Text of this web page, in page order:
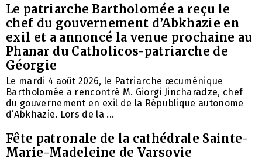
Le patriarche Bartholomée a reçu le
chef du gouvernement d’Abkhazie en
exil et a annoncé la venue prochaine au
Phanar du Catholicos-patriarche de
Géorgie
Le mardi 4 août 2026, le Patriarche œcuménique
Bartholomée a rencontré M. Giorgi Jincharadze, chef
du gouvernement en exil de la République autonome
d’Abkhazie. Lors de la ...
Fête patronale de la cathédrale Sainte-
Marie-Madeleine de Varsovie